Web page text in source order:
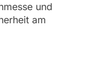
und
am